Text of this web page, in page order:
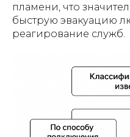
пламени, что
быструю эвакуацию
реагирование служб.